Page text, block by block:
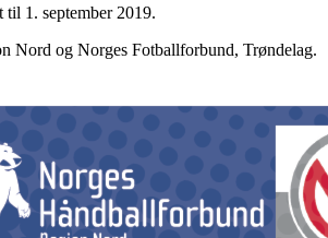
til 1. september 2019.
Nord og Norges Fotballforbund, Trøndelag.